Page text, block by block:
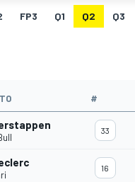
FÓRMULA E
FP3 Q1 Q2 Q3
#
33
16